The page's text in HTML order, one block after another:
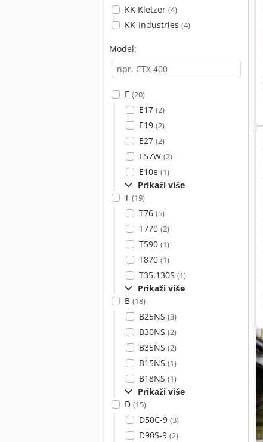
KK Kletzer (4)
KK-Industries (4)
Model:
E (20)
E17 (2)
E19 (2)
E27 (2)
E57W (2)
E10e (1)
Prikaži više
T (19)
T76 (5)
T770 (2)
T590 (1)
T870 (1)
T35.130S (1)
Prikaži više
B (18)
B25NS (3)
B30NS (2)
B35NS (2)
B15NS (1)
B18NS (1)
Prikaži više
D (15)
D50C-9 (3)
D90S-9 (2)